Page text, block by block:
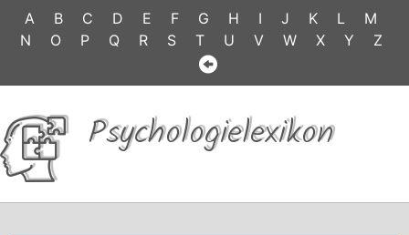
A B C D E F G H I J K L
M
N
O P Q R S T U V W X Y Z
Psychologielexikon